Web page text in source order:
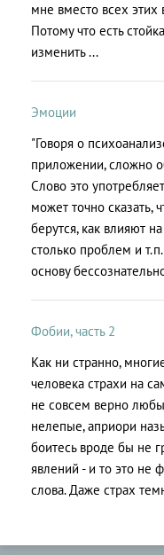
мне вместо всех этих
Потому что есть
изменить ...
Эмоции
"Говоря о
приложении, сложно
Слово это
может точно сказать,
берутся, как влияют
столько проблем и
основу
Фобии, часть 2
Как ни странно,
человека страхи на
не совсем верно
нелепые, априори
боитесь вроде бы не
явлений - и то это не
слова. Даже страх